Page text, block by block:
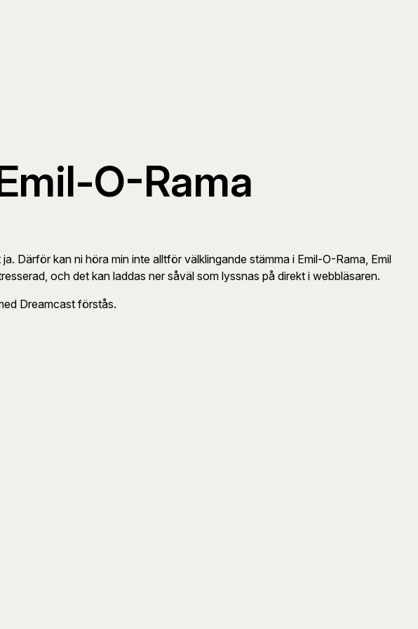
O-Rama
Därför kan ni höra min inte alltför välklingande stämma i Emil-O-Rama, Emil
och det kan laddas ner såväl som lyssnas på direkt i webbläsaren.
Dreamcast förstås.